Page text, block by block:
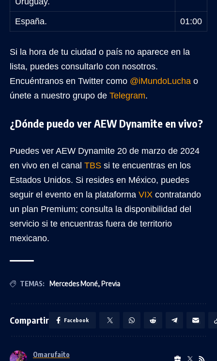
España. 01:00
Si la hora de tu ciudad o país no aparece en la
lista, puedes consultarlo con nosotros.
Encuéntranos en Twitter como @iMundoLucha o
únete a nuestro grupo de Telegram.
¿Dónde puedo ver AEW Dynamite en vivo?
Puedes ver AEW Dynamite 20 de marzo de 2024
en vivo en el canal TBS si te encuentras en los
Estados Unidos. Si resides en México, puedes
seguir el evento en la plataforma VIX contratando
un plan Premium; consulta la disponibilidad del
servicio si te encuentras fuera de territorio
mexicano.
TEMAS: Mercedes Moné,Previa
Compartir Facebook
Omarufaito